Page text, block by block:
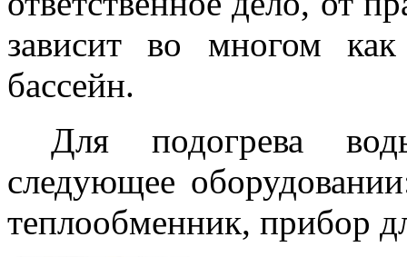
зависит во многом
бассейн.
Для подогрева
следующее
теплообменник, прибор